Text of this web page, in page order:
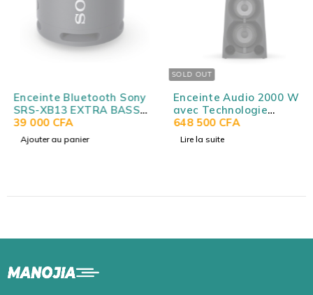
Enceinte Bluetooth Sony
SRS-XB13 EXTRA BASS
portable légère et
compacte étanche IP67
39 000CFA
Ajouter au panier
SOLD OUT
Enceinte Audio 2000 W
avec Technologie
Bluetooth et Effets
Lumineux Sony
648 500CFA
Lire la suite